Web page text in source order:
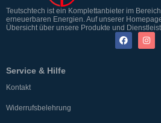
Teutschtech ist ein Komplettanbieter im
erneuerbaren Energien. Auf unserer
Übersicht über unsere Produkte und
Service & Hilfe
Kontakt
Widerrufsbelehrung